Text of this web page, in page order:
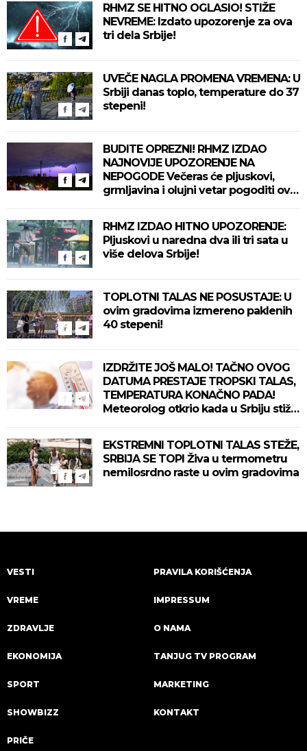
RHMZ SE HITNO OGLASIO! STIŽE
NEVREME: Izdato upozorenje za ova
tri dela Srbije!
UVEČE NAGLA PROMENA VREMENA: U
Srbiji danas toplo, temperature do 37
stepeni!
BUDITE OPREZNI! RHMZ IZDAO
NAJNOVIJE UPOZORENJE NA
NEPOGODE Večeras će pljuskovi,
grmljavina i olujni vetar pogoditi ove
RHMZ IZDAO HITNO UPOZORENJE:
Pljuskovi u naredna dva ili tri sata u
više delova Srbije!
TOPLOTNI TALAS NE POSUSTAJE: U
ovim gradovima izmereno paklenih
40 stepeni!
IZDRŽITE JOŠ MALO! TAČNO OVOG
DATUMA PRESTAJE TROPSKI TALAS,
TEMPERATURA KONAČNO PADA!
Meteorolog otkrio kada u Srbiju stiže
EKSTREMNI TOPLOTNI TALAS STEŽE,
SRBIJA SE TOPI Živa u termometru
nemilosrdno raste u ovim gradovima
VESTI
VREME
ZDRAVLJE
EKONOMIJA
SPORT
SHOWBIZZ
PRIČE
PRAVILA KORIŠĆENJA
IMPRESSUM
O NAMA
TANJUG TV PROGRAM
MARKETING
KONTAKT